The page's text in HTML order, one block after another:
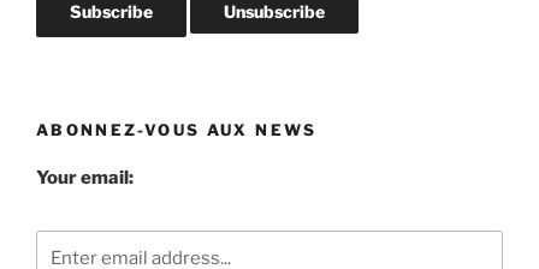
ABONNEZ-VOUS AUX NEWS
Your email: